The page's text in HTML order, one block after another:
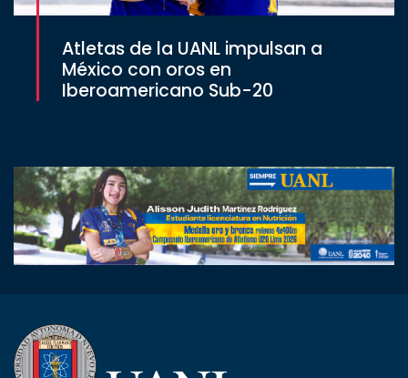
Atletas de la UANL impulsan a
México con oros en
Iberoamericano Sub-20